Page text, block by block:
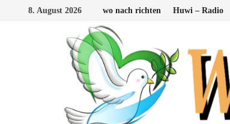
8. August 2026 wo nach richten Huwi – Radio